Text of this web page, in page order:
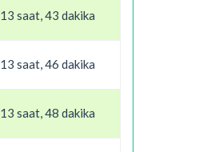
13 saat, 43 dakika
13 saat, 46 dakika
13 saat, 48 dakika